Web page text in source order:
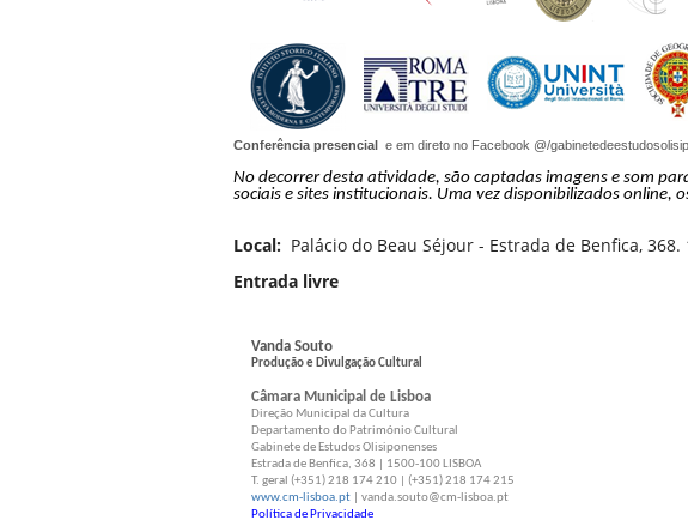
Conferência presencial e em direto no Facebook @/
No decorrer desta atividade, são captadas imagens e som
sociais e sites institucionais. Uma vez disponibilizados online,
Local: Palácio do Beau Séjour - Estrada de Benfica, 368.
Entrada livre
Vanda Souto
Produção e Divulgação Cultural
Câmara Municipal de Lisboa
Direção Municipal da Cultura
Departamento do Património Cultural
Gabinete de Estudos Olisiponenses
Estrada de Benfica, 368 | 1500-100 LISBOA
T. geral (+351) 218 174 210 | (+351) 218 174 215
www.cm-lisboa.pt | vanda.souto@cm-lisboa.pt
Política de Privacidade